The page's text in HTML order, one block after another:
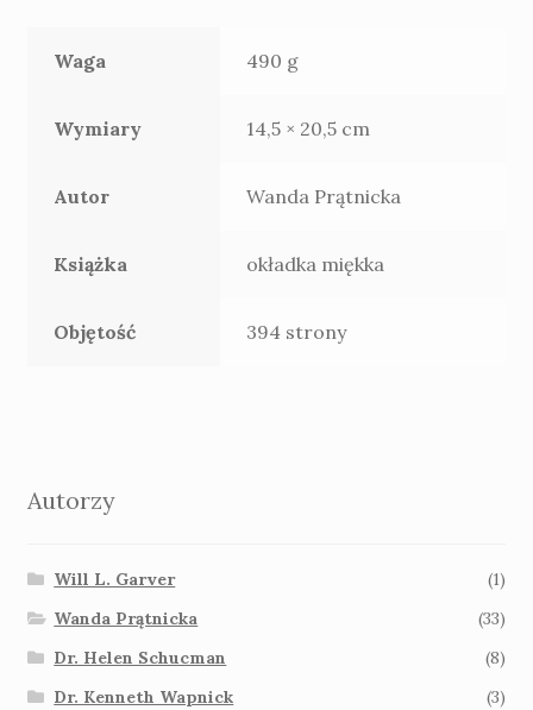
Waga 490 g
Wymiary 14,5 × 20,5 cm
Autor Wanda Prątnicka
Książka okładka miękka
Objętość 394 strony
Autorzy
Will L. Garver
(1)
Wanda Prątnicka
(33)
Dr. Helen Schucman
(8)
Dr. Kenneth Wapnick
(3)